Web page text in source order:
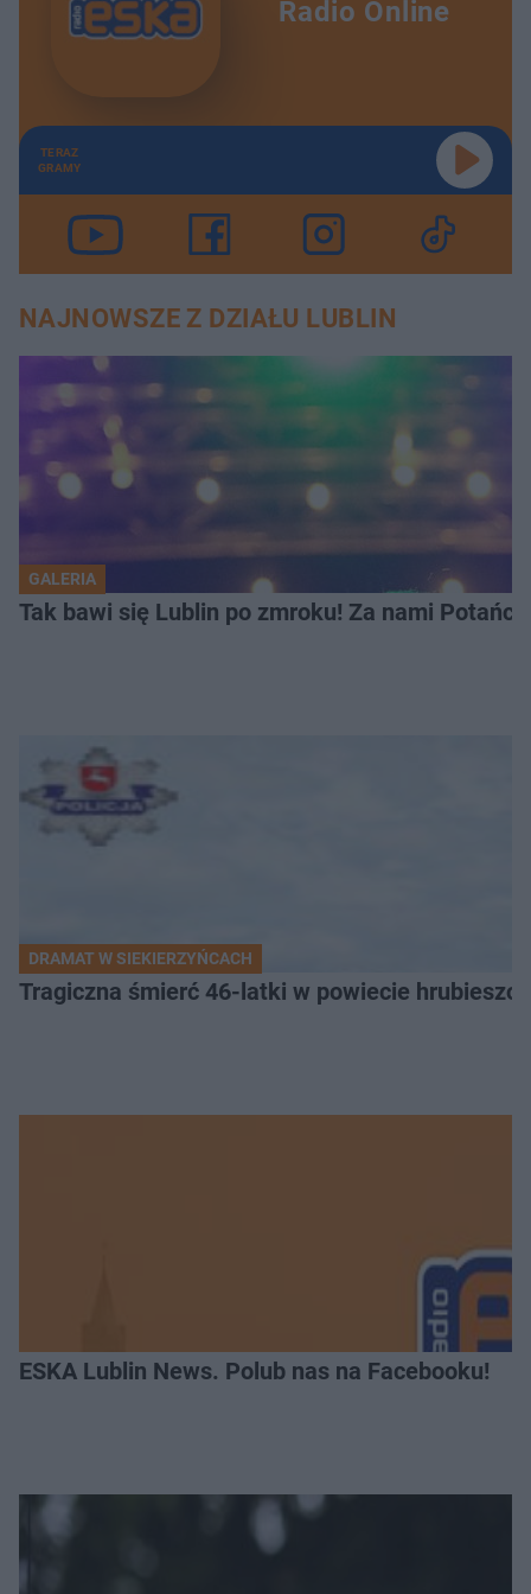
Radio Online
TERAZ
GRAMY
NAJNOWSZE Z DZIAŁU LUBLIN
GALERIA
Tak bawi się Lublin po zmroku! Za nami
DRAMAT W SIEKIERZYŃCACH
Tragiczna śmierć 46-latki w powiecie
ESKA Lublin News. Polub nas na Facebooku!